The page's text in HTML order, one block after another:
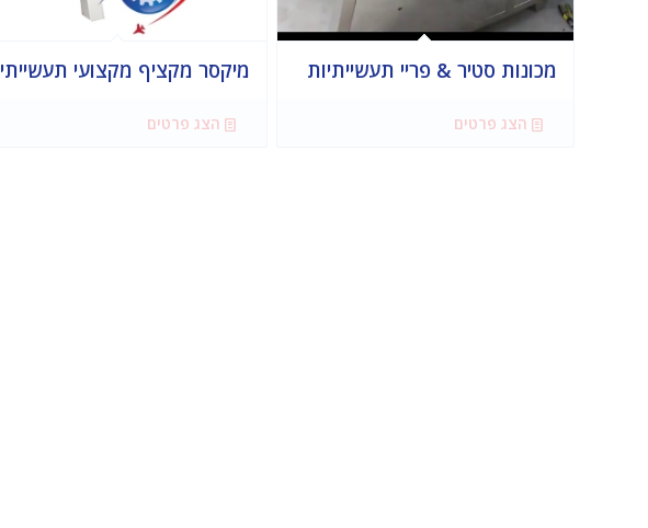
מכונות סטיר & פריי תעשייתיות
הצג פרטים
מיקסר מקציף מקצועי תעשייתי
הצג פרטים